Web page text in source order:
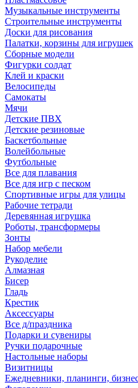
Музыкальные инструменты
Строительные инструменты
Доски для рисования
Палатки, корзины для игрушек
Сборные модели
Фигурки солдат
Клей и краски
Велосипеды
Самокаты
Мячи
Детские ПВХ
Детские резиновые
Баскетбольные
Волейбольные
Футбольные
Все для плавания
Все для игр с песком
Спортивные игры для улицы
Рабочие тетради
Деревянная игрушка
Роботы, трансформеры
Зонты
Набор мебели
Рукоделие
Алмазная
Бисер
Гладь
Крестик
Аксессуары
Все д/праздника
Подарки и сувениры
Ручки подарочные
Настольные наборы
Визитницы
Ежедневники, планинги,